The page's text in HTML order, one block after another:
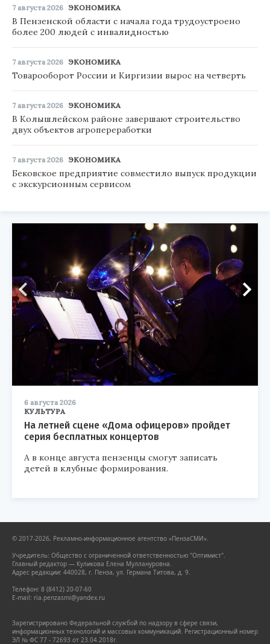
7 августа 2026 ЭКОНОМИКА
В Пензенской области с начала года трудоустроено
более 200 людей с инвалидностью
7 августа 2026 ЭКОНОМИКА
Товарооборот России и Киргизии вырос на четверть
7 августа 2026 ЭКОНОМИКА
В Колышлейском районе завершают строительство
двух объектов агропереработки
7 августа 2026 ЭКОНОМИКА
Бековское предприятие совместило выпуск продукции
с экскурсионным сервисом
6 августа 2026
КУЛЬТУРА
На летней сцене «Дома офицеров» пройдет
серия бесплатных концертов
А в конце августа пензенцы смогут записать
детей в клубные формирования.
© 2017-2026, Рекламно-информационное агентство «ПензаСМИ».
Учредитель: Общество с ограниченной ответственностью "Оптимист".
Главный редактор — Куликова Елена Муллануровна.
Адрес редакции: 440028, г. Пенза, ул. Германа Титова, д. 9.
Телефон: 8 (8412) 20-07-60
E-mail: ria.penzasmi@yandex.ru
Зарегистрировано Федеральной службой по надзору в сфере связи,
информационных технологий и массовых коммуникаций. Регистрационный номер
ЭЛ № ФС 77 - 72693 от 23.04.2018г.